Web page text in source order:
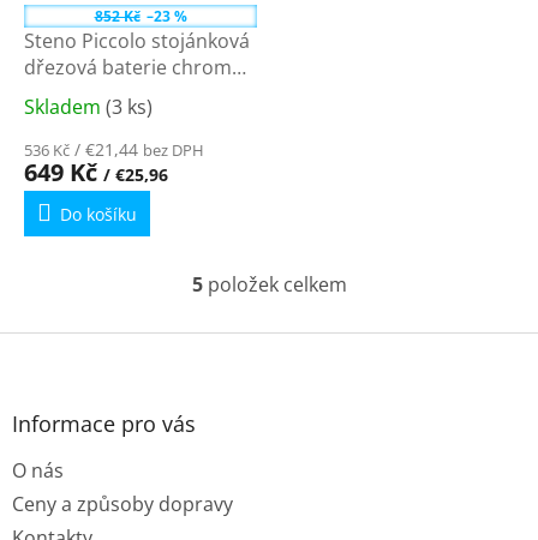
852 Kč –23 %
Steno Piccolo stojánková
dřezová baterie chrom
PIC 2247
Průměrné
hodnocení
produktu
je
3,9
z
Skladem (3 ks)
536 Kč / €21,44 bez DPH
649 Kč / €25,96
Do košíku
O
l
5položek celkem
Z
Informace pro vás
O nás
Ceny a způsoby dopravy